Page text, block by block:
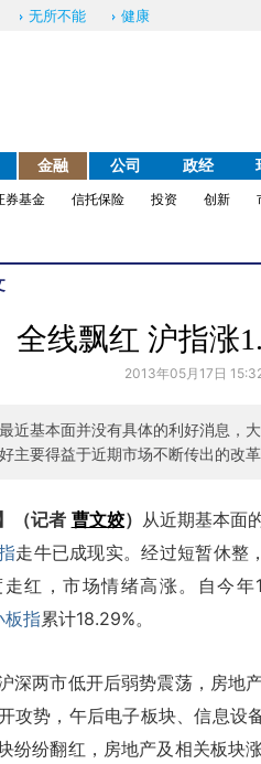
无所不能 健康
金融 公司 政经
券基金 信托保险 投资 创新
全线飘红 沪指涨
2013年05月17日
近基本面并没有具体的利好消息，
主要得益于近期市场不断传出的改
（记者 曹文姣） 从近期基本面
走牛已成现实。经过短暂休整
红，市场情绪高涨。自今年
板指累计18.29%。
两市低开后弱势震荡，房地
攻势，午后电子板块、信息设
纷纷翻红，房地产及相关板块